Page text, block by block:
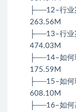
├──12–行业
263.56M
├──13–行业
474.03M
├──14–如何
175.59M
├──15–如何
608.10M
├──16–如何